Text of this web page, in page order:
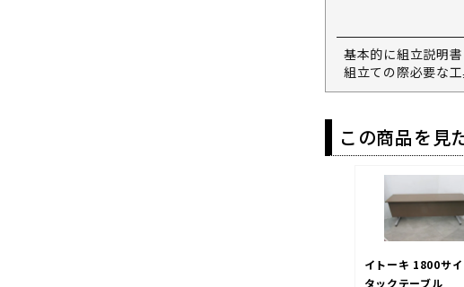
基本的に組立説明
組立ての際必要な
この商品を見
イトーキ 1800サ
タックテーブル